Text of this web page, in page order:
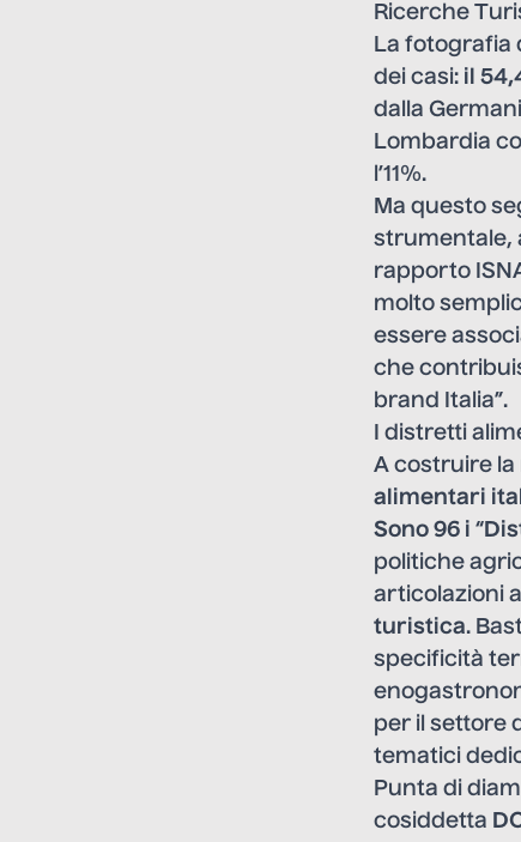
Ricerche
La fotografia
dei casi: il
dalla
Lombardia
l’11%.
Ma questo
strumentale,
rapporto
molto
essere
che
brand Italia”.
I distretti
A costruire la
alimentari
Sono 96 i “
politiche
articolazioni
turistica.
specificità
per il settore
tematici
Punta di
cosiddetta